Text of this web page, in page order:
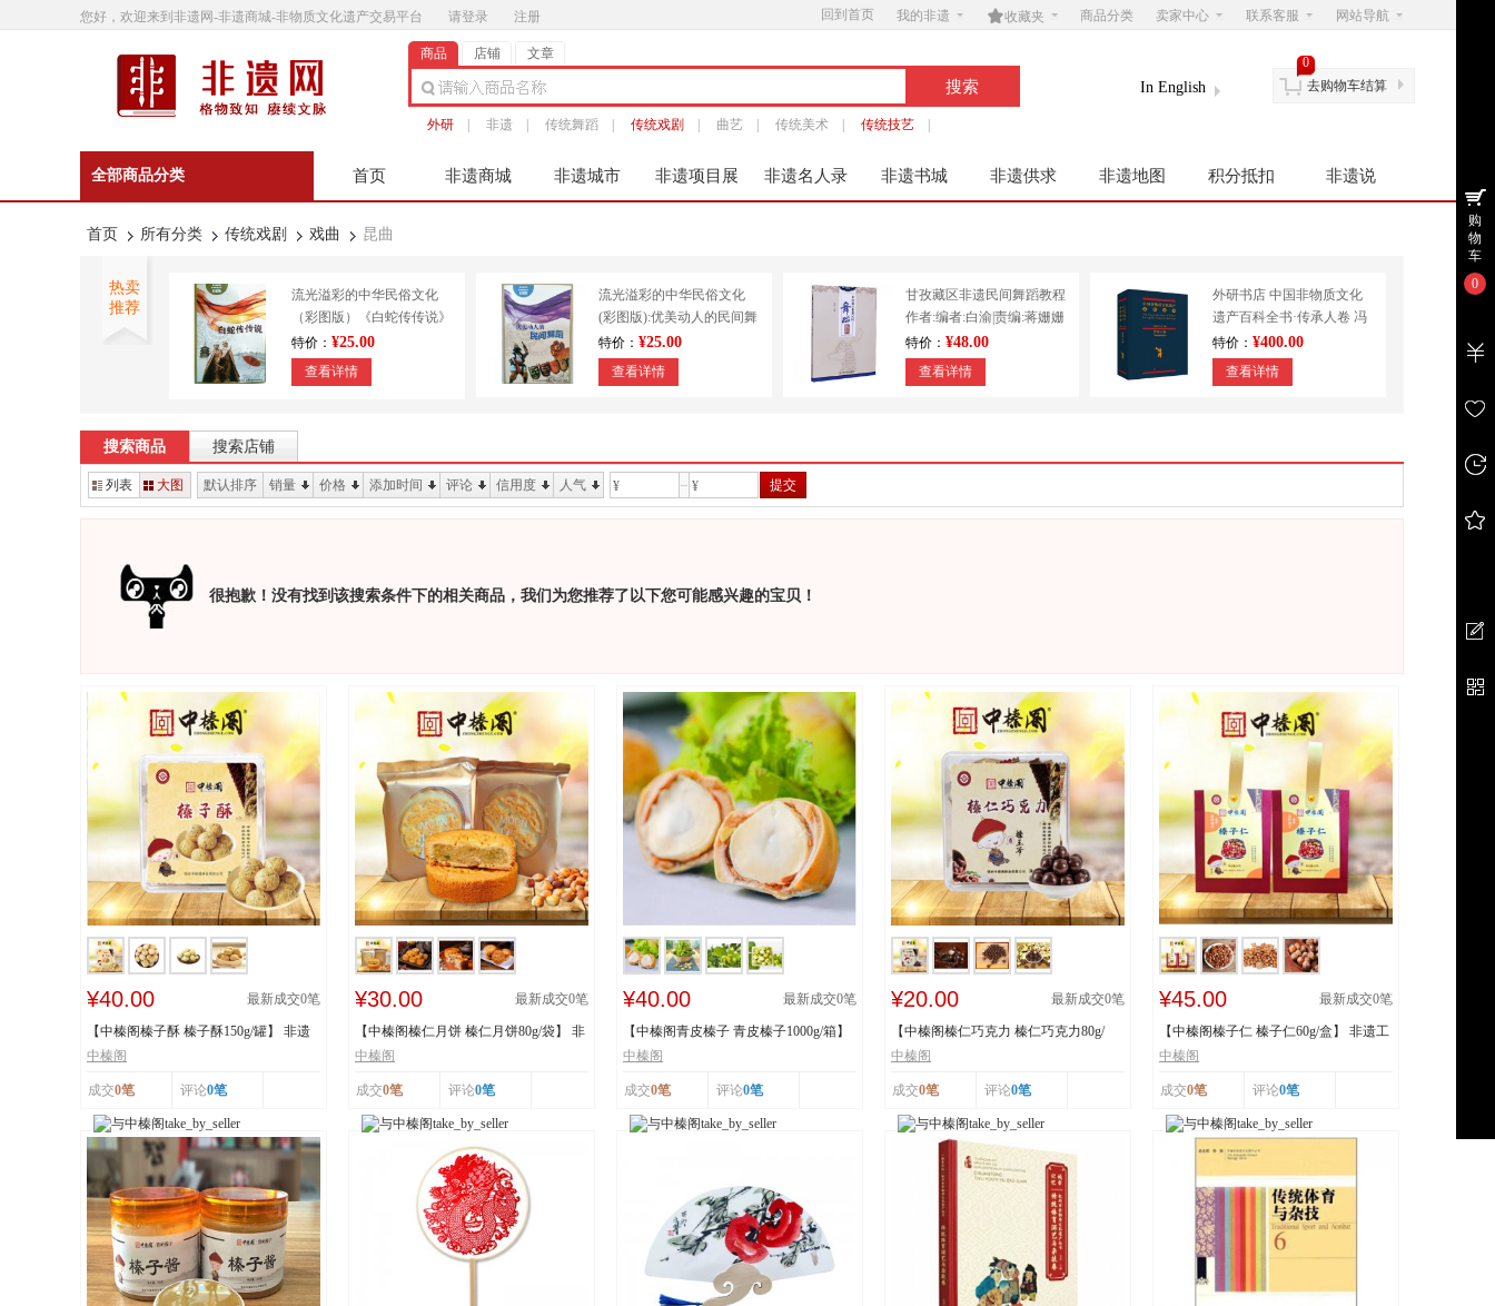
您好，欢迎来到非遗网-非遗商城-非物质文化遗产交易平台 请登录 注册 回到首页 我的非遗 󰄓收藏夹 商品分类 卖家中心 联系客服 网站导航
商品 店铺 文章
外研 非遗 传统舞蹈 传统戏剧 曲艺 传统美术 传统技艺
In English 去购物车结算
0
全部商品分类 首页 非遗商城 非遗城市 非遗项目展 非遗名人录 非遗书城 非遗供求 非遗地图 积分抵扣 非遗说
非遗微影
首页 所有分类 传统戏剧 戏曲 昆曲
热卖
推荐
流光溢彩的中华民俗文化
（彩图版）《白蛇传传说》
9787553450643
特价： ¥25.00
查看详情
流光溢彩的中华民俗文化
(彩图版):优美动人的民间舞
蹈 9787553451213
特价： ¥25.00
查看详情
甘孜藏区非遗民间舞蹈教程
作者:编者:白渝|责编:蒋姗姗
出版社:四川大学
特价： ¥48.00
查看详情
外研书店 中国非物质文化
遗产百科全书·传承人卷 冯
骥才 民间文学 其他
特价： ¥400.00
查看详情
特价：¥610.00
查看详情
搜索商品 搜索店铺
列表 大图 默认排序 销量 价格 添加时间 评论 信用度 人气 ¥ ¥ 提交
很抱歉！没有找到该搜索条件下的相关商品，我们为您推荐了以下您可能感兴趣的宝贝！
¥40.00 最新成交0笔
【中榛阁榛子酥 榛子酥150g/罐】 非遗
工艺 榛香浓...
中榛阁
成交0笔 评论0笔
¥30.00 最新成交0笔
【中榛阁榛仁月饼 榛仁月饼80g/袋】 非
遗工艺 榛香...
中榛阁
成交0笔 评论0笔
¥40.00 最新成交0笔
【中榛阁青皮榛子 青皮榛子1000g/箱】
非遗工艺 清...
中榛阁
成交0笔 评论0笔
¥20.00 最新成交0笔
【中榛阁榛仁巧克力 榛仁巧克力80g/
罐】 非遗工艺 ...
中榛阁
成交0笔 评论0笔
¥45.00 最新成交0笔
【中榛阁榛子仁 榛子仁60g/盒】 非遗工
艺 榛香浓郁
中榛阁
成交0笔 评论0笔
购
物
车
0